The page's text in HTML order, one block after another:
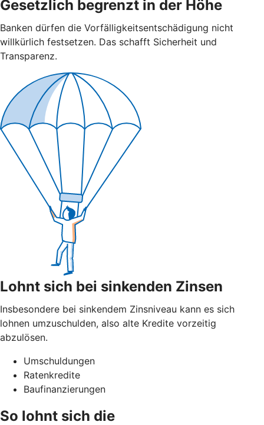
Gesetzlich begrenzt in der Höhe
Banken dürfen die Vorfälligkeitsentschädigung nicht
willkürlich festsetzen. Das schafft Sicherheit und
Transparenz.
Lohnt sich bei sinkenden Zinsen
Insbesondere bei sinkendem Zinsniveau kann es sich
lohnen umzuschulden, also alte Kredite vorzeitig
abzulösen.
Umschuldungen
Ratenkredite
Baufinanzierungen
So lohnt sich die